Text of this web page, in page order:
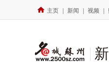
主页 新闻 视频